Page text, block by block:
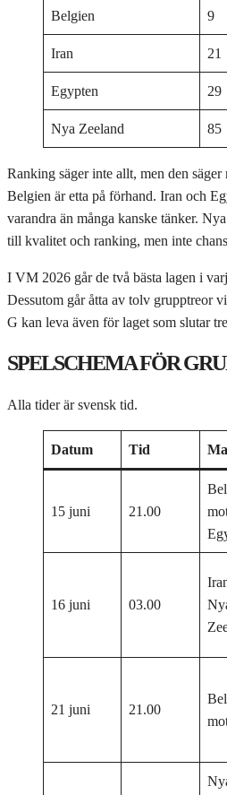
Belgien 9
Iran 21
Egypten 29
Nya Zeeland 85
Ranking säger inte allt, men den säger
Belgien är etta på förhand. Iran och
varandra än många kanske tänker.
till kvalitet och ranking, men inte
I VM 2026 går de två bästa lagen i
Dessutom går åtta av tolv grupptreor
G kan leva även för laget som slutar
SPELSCHEMA FÖR
Alla tider är svensk tid.
Datum Tid
15 juni 21.00
16 juni 03.00
21 juni 21.00